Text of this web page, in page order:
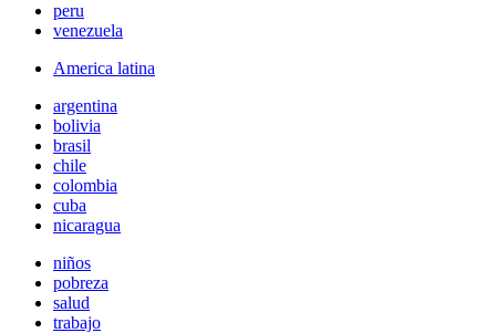
peru
venezuela
America latina
argentina
bolivia
brasil
chile
colombia
cuba
nicaragua
niños
pobreza
salud
trabajo